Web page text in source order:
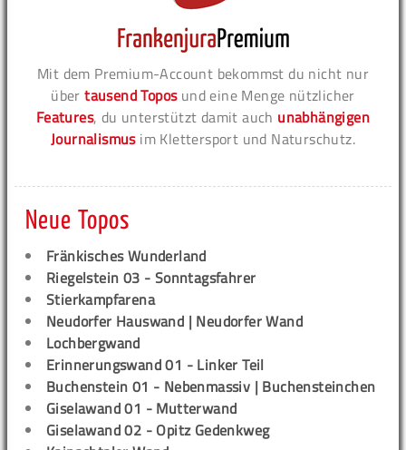
Mit dem Premium-Account bekommst du nicht nur
übertausend Toposund eine Menge nützlicher
Features, du unterstützt damit auch unabhängigen
Journalismusim Klettersport und Naturschutz.
Neue Topos
Fränkisches Wunderland
Riegelstein 03 - Sonntagsfahrer
Stierkampfarena
Neudorfer Hauswand | Neudorfer Wand
Lochbergwand
Erinnerungswand 01 - Linker Teil
Buchenstein 01 - Nebenmassiv | Buchensteinchen
Giselawand 01 - Mutterwand
Giselawand 02 - Opitz Gedenkweg